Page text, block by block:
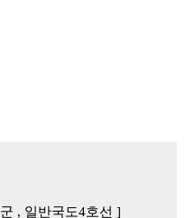
, 일반국도4호선 ]